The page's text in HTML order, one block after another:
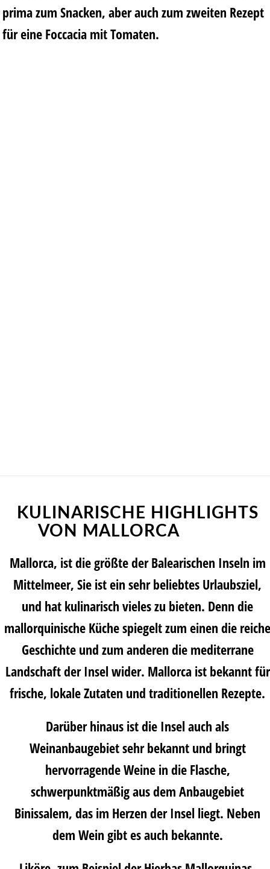
prima zum Snacken, aber auch zum zweiten Rezept
für eine Foccacia mit Tomaten.
KULINARISCHE HIGHLIGHTS
VON MALLORCA
Mallorca, ist die größte der Balearischen Inseln im
Mittelmeer, Sie ist ein sehr beliebtes Urlaubsziel,
und hat kulinarisch vieles zu bieten. Denn die
mallorquinische Küche spiegelt zum einen die reiche
Geschichte und zum anderen die mediterrane
Landschaft der Insel wider. Mallorca ist bekannt für
frische, lokale Zutaten und traditionellen Rezepte.
Darüber hinaus ist die Insel auch als
Weinanbaugebiet sehr bekannt und bringt
hervorragende Weine in die Flasche,
schwerpunktmäßig aus dem Anbaugebiet
Binissalem, das im Herzen der Insel liegt. Neben
dem Wein gibt es auch bekannte.